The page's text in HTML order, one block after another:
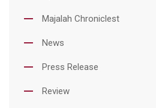
Majalah Chroniclest
News
Press Release
Review